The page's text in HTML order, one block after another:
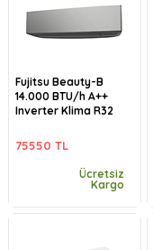
Fujitsu Beauty-B
14.000 BTU/h A++
Inverter Klima R32
75550 TL
Ücretsiz
Kargo